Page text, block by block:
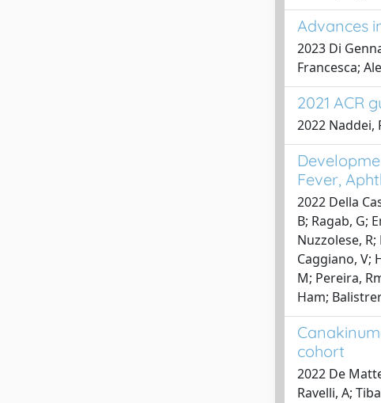
Advances
2023 Di
Francesca;
2021 ACR
2022 Naddei,
Fever,
2022 Della
B; Ragab, G;
Nuzzolese,
Caggiano, V;
M; Pereira,
Ham;
cohort
2022 De
Ravelli, A;